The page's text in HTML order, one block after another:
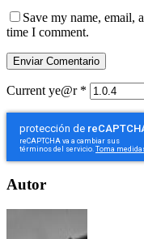
Save my name, email,
time I comment.
Current ye@r *
Autor